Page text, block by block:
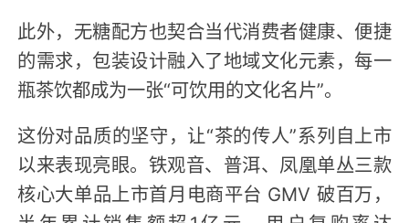
此外，无糖配方也契合当代消费者健康、便捷
的需求，包装设计融入了地域文化元素，每一
瓶茶饮都成为一张“可饮用的文化名片”。
这份对品质的坚守，让“茶的传人”系列自上市
以来表现亮眼。铁观音、普洱、凤凰单丛三款
核心大单品上市首月电商平台 GMV 破百万，